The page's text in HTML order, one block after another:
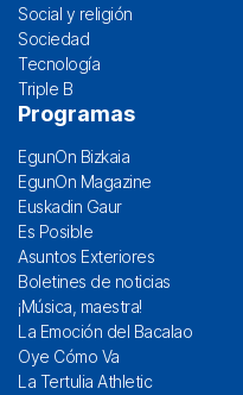
Social y religión
Sociedad
Tecnología
Triple B
Programas
EgunOn Bizkaia
EgunOn Magazine
Euskadin Gaur
Es Posible
Asuntos Exteriores
Boletines de noticias
¡Música, maestra!
La Emoción del Bacalao
Oye Cómo Va
La Tertulia Athletic